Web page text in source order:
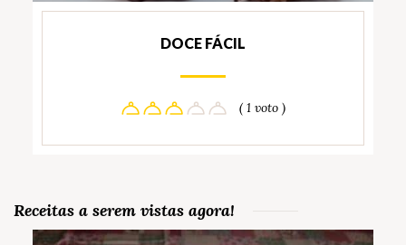
DOCE FÁCIL
( 1 voto )
Receitas a serem vistas agora!